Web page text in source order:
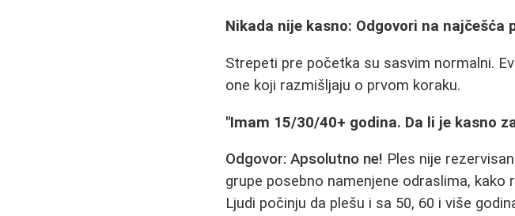
Nikada nije kasno: Odgovori na najčešća
Strepeti pre početka su sasvim normalni.
one koji razmišljaju o prvom koraku.
"Imam 15/30/40+ godina. Da li je kasno
Odgovor: Apsolutno ne! Ples nije
grupe posebno namenjene odraslima,
Ljudi počinju da plešu i sa 50, 60 i više